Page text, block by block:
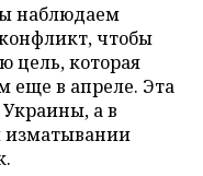
наблюдаем
чтобы
цель, которая
еще в апреле. Эта
а в
изматывании